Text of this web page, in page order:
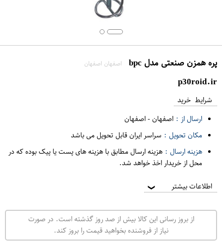
پره همزن صنعتی مدل bpc اصفهان اصفهان
p30roid.ir
شرایط خرید
ارسال از : اصفهان-اصفهان
مکان تحویل : سراسر ایران قابل تحویل می باشد
هزینه ارسال : هزینه ارسال مطابق با هزینه های پست یا پیک بوده که در
محل از خریدار اخذ خواهد شد.
اطلاعات بیشتر ❯
از بروز رسانی این کالا بیش از صد روز گذشته است. در صورت
نیاز از فروشنده بخواهید قیمت را بروز کند.